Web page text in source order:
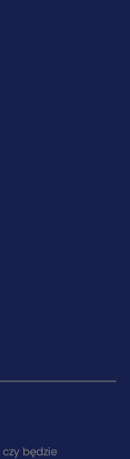
będzie